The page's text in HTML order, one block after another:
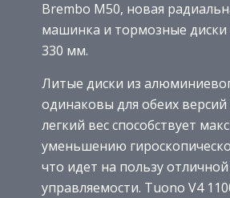
Brembo M50, новая
машинка и тормозные
330 мм.
Литые диски из
одинаковы для обеих
легкий вес способствует
уменьшению
что идет на пользу отличной
управляемости. Tuono V4